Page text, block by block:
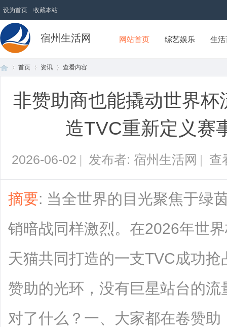
设为首页 收藏本站
宿州生活网 网站首页 综艺娱乐 生
首页 资讯 查看内容
非赞助商也能撬动世界
造TVC重新定义赛
2026-06-02 | 发布者: 宿州生活网 | 查
摘要: 当全世界的目光聚焦于绿
销暗战同样激烈。在2026年世
天猫共同打造的一支TVC成功
赞助的光环，没有巨星站台的
对了什么？一、大家都在卷赞